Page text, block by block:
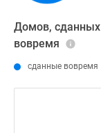
Домов, сданных
вовремя
сданные вовремя